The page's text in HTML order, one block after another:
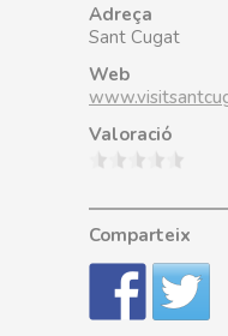
Adreça
Sant Cugat
Web
Valoració
Comparteix